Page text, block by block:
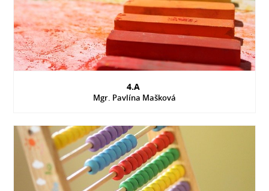
4.A
Mgr. Pavlína Mašková